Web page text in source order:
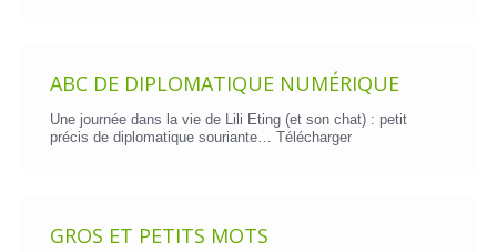
ABC DE DIPLOMATIQUE NUMÉRIQUE
Une journée dans la vie de Lili Eting (et son chat) : petit
précis de diplomatique souriante… Télécharger
GROS ET PETITS MOTS